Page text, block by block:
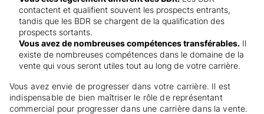
contactent et qualifient souvent les prospects entrants,
tandis que les BDR se chargent de la qualification des
prospects sortants.
Vous avez de nombreuses compétences transférables. Il
existe de nombreuses compétences dans le domaine de la
vente qui vous seront utiles tout au long de votre carrière.
Vous avez envie de progresser dans votre carrière. Il est
indispensable de bien maîtriser le rôle de représentant
commercial pour progresser dans une carrière dans la vente.